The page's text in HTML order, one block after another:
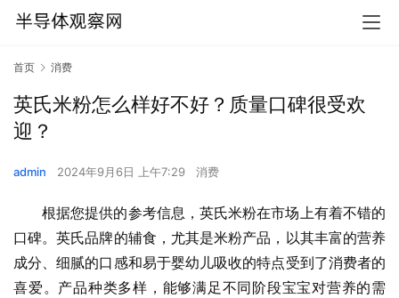
首页 消费
英氏米粉怎么样好不好？质量口碑很受欢
迎？
admin 2024年9月6日 上午7:29 消费
根据您提供的参考信息，英氏米粉在市场上有着不错的
口碑。英氏品牌的辅食，尤其是米粉产品，以其丰富的营养
成分、细腻的口感和易于婴幼儿吸收的特点受到了消费者的
喜爱。产品种类多样，能够满足不同阶段宝宝对营养的需